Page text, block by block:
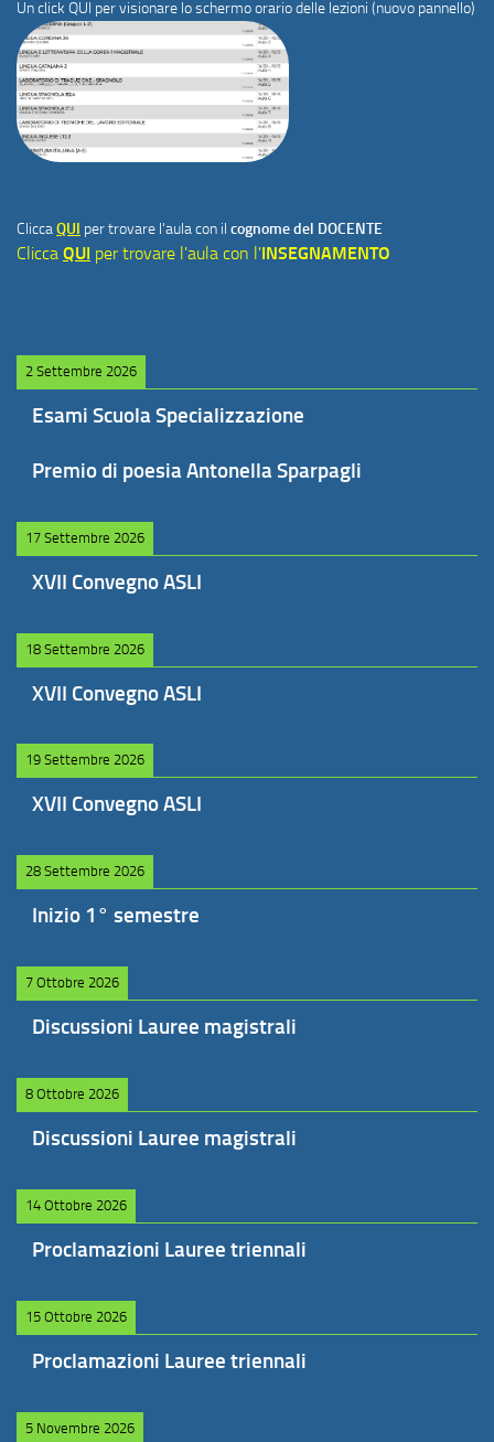
Un click QUI per visionare lo schermo orario delle lezioni (nuovo pannello)
CliccaQUI per trovare l'aula con il cognome del DOCENTE
Clicca QUI per trovare l'aula con l'INSEGNAMENTO
2 Settembre 2026
Esami Scuola Specializzazione
Premio di poesia Antonella Sparpagli
17 Settembre 2026
XVII Convegno ASLI
18 Settembre 2026
XVII Convegno ASLI
19 Settembre 2026
XVII Convegno ASLI
28 Settembre 2026
Inizio 1° semestre
7 Ottobre 2026
Discussioni Lauree magistrali
8 Ottobre 2026
Discussioni Lauree magistrali
14 Ottobre 2026
Proclamazioni Lauree triennali
15 Ottobre 2026
Proclamazioni Lauree triennali
5 Novembre 2026